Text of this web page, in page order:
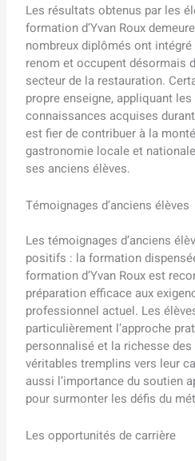
Les résultats obtenus par les
formation d’Yvan Roux
nombreux diplômés ont
renom et occupent désormais
secteur de la restauration.
propre enseigne, appliquant
connaissances acquises
est fier de contribuer à la
gastronomie locale et
ses anciens élèves.
Témoignages d’anciens élèves
Les témoignages d’anciens
positifs : la formation
formation d’Yvan Roux est
préparation efficace aux
professionnel actuel. Les
particulièrement l’approche
personnalisé et la richesse
véritables tremplins vers leur
aussi l’importance du soutien
pour surmonter les défis du
Les opportunités de carrière